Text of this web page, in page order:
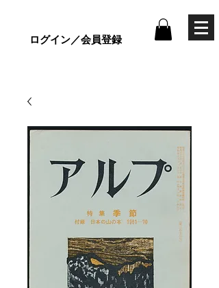
ログイン／会員登録